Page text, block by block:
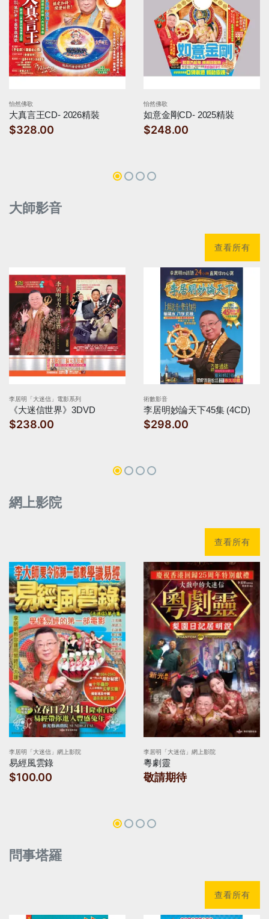
怡然佛歌
大真言王CD- 2026精裝
$328.00
怡然佛歌
如意金剛CD- 2025精裝
$248.00
大師影音
查看所有
李居明「大迷信」電影系列
《大迷信世界》3DVD
$238.00
術數影音
李居明妙論天下45集 (4CD)
$298.00
網上影院
查看所有
李居明「大迷信」網上影院
易經風雲錄
$100.00
李居明「大迷信」網上影院
粵劇靈
敬請期待
問事塔羅
查看所有